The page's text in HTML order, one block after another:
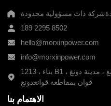
ذات مسؤولية محدودة
189 2295 8502
hello@morxinpower.com
info@morxinpower.com
1213 ، بناء B1 ، تيان سايبر سيتي ، حي نانتشنغ ، مدينة دونغ
قوان بمقاطعة قوانغدونغ
الاهتمام بنا